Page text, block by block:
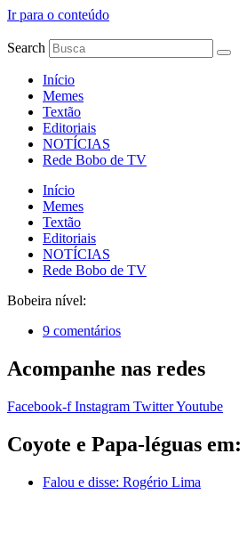
Ir para o conteúdo
Search
Início
Memes
Textão
Editoriais
NOTÍCIAS
Rede Bobo de TV
Início
Memes
Textão
Editoriais
NOTÍCIAS
Rede Bobo de TV
Bobeira nível:
9 comentários
Acompanhe nas redes
Facebook-f Instagram TwitterYoutube
Coyote e Papa-léguas
Falou e disse: Rogério Lima